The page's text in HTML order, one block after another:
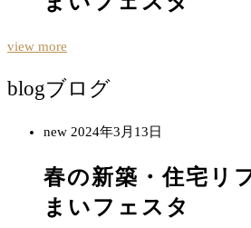
view more
blogブログ
new 2024年3月13日
春の新築・住宅リ
まいフェスタ